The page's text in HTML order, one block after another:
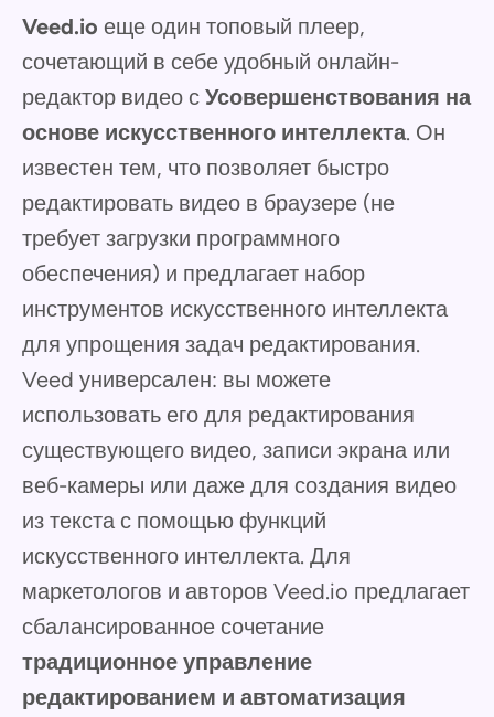
Veed.io еще один топовый плеер,
сочетающий в себе удобный онлайн-
редактор видео с Усовершенствования на
основе искусственного интеллекта. Он
известен тем, что позволяет быстро
редактировать видео в браузере (не
требует загрузки программного
обеспечения) и предлагает набор
инструментов искусственного интеллекта
для упрощения задач редактирования.
Veed универсален: вы можете
использовать его для редактирования
существующего видео, записи экрана или
веб-камеры или даже для создания видео
из текста с помощью функций
искусственного интеллекта. Для
маркетологов и авторов Veed.io предлагает
сбалансированное сочетание
традиционное управление
редактированием и автоматизация